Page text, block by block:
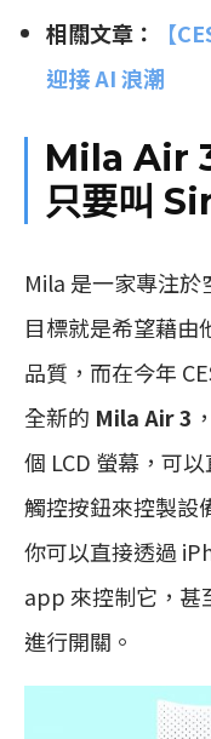
相關文章：
【
迎接 AI 浪潮
Mila Air
只要叫
Mila 是一家專注
目標就是希望藉由
品質，而在今年
全新的 Mila Air 3
個 LCD 螢幕，可
觸控按鈕來控製設
你可以直接透過
app 來控制它，甚
進行開關。